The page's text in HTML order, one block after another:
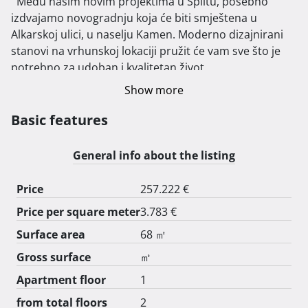
izdvajamo novogradnju koja će biti smještena u
Alkarskoj ulici, u naselju Kamen. Moderno dizajnirani
stanovi na vrhunskoj lokaciji pružit će vam sve što je
potrebno za udoban i kvalitetan život.
Osam stanova u ovoj zgradi dostupno je u različitim
četvornih metara, uključujući jednosobne, dvosobne i
garažama ili vanjskim parkirnim mjestima.
Zgrada se nalazi u blizini svih važnih sadržaja,
uključujući shopping centre City Center One Split i Mall
of Split, kao i osnovnu školu, vrtić, crkvu, ambulantu,
ljekarnu i ostale neophodne usluge, što je čini
idealnom za obitelji, parove i pojedince.
Svi stanovi pažljivo su opremljeni, s naglaskom na
vrhunske materijale i modernu tehnologiju. Savršen su
spoj funkcionalnosti i estetike, prilagođeni svim
potrebama suvremenog života. Ako tražite moderni
Show more
Basic features
General info about the listing
Price
257.222 €
Price per square meter3.783 €
Surface area
68 ㎡
Gross surface
㎡
Apartment floor
1
from total floors
2